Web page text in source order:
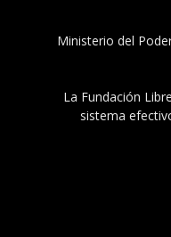
Ministerio del
La Fundación
sistema